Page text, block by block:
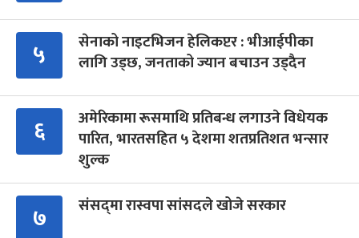
५
सेनाको नाइटभिजन हेलिकप्टर : भीआईपीका
लागि उड्छ, जनताको ज्यान बचाउन उड्दैन
६
अमेरिकामा रूसमाथि प्रतिबन्ध लगाउने विधेयक
पारित, भारतसहित ५ देशमा शतप्रतिशत भन्सार
शुल्क
७ संसद्‍मा रास्वपा सांसदले खोजे सरकार